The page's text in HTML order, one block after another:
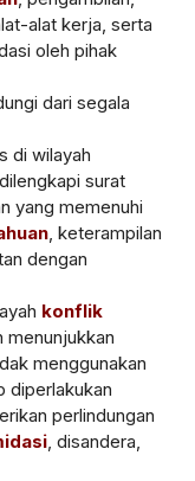
alat kerja, serta
oleh pihak
dari segala
di wilayah
surat
yang memenuhi
, keterampilan
dengan
konflik
menunjukkan
menggunakan
diperlakukan
perlindungan
, disandera,